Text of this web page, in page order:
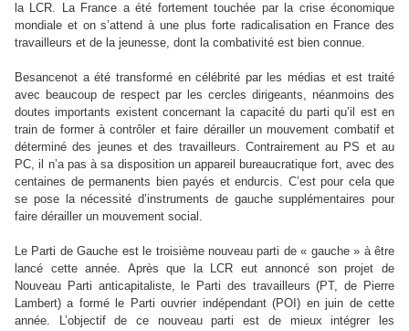
la LCR. La France a été fortement touchée par la crise économique
mondiale et on s’attend à une plus forte radicalisation en France des
travailleurs et de la jeunesse, dont la combativité est bien connue.
Besancenot a été transformé en célébrité par les médias et est traité
avec beaucoup de respect par les cercles dirigeants, néanmoins des
doutes importants existent concernant la capacité du parti qu’il est en
train de former à contrôler et faire dérailler un mouvement combatif et
déterminé des jeunes et des travailleurs. Contrairement au PS et au
PC, il n’a pas à sa disposition un appareil bureaucratique fort, avec des
centaines de permanents bien payés et endurcis. C’est pour cela que
se pose la nécessité d’instruments de gauche supplémentaires pour
faire dérailler un mouvement social.
Le Parti de Gauche est le troisième nouveau parti de « gauche » à être
lancé cette année. Après que la LCR eut annoncé son projet de
Nouveau Parti anticapitaliste, le Parti des travailleurs (PT, de Pierre
Lambert) a formé le Parti ouvrier indépendant (POI) en juin de cette
année. L’objectif de ce nouveau parti est de mieux intégrer les